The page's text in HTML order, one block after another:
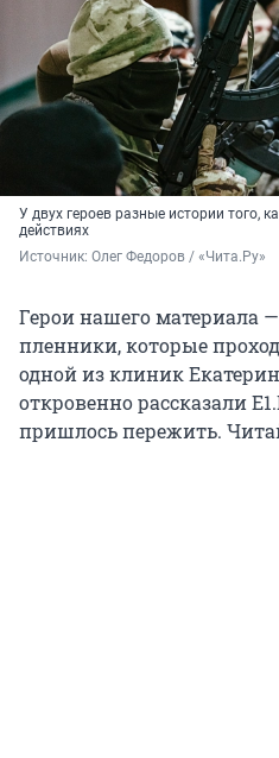
У двух героев разные истории того,
действиях
Источник: Олег Федоров / «Чита.Ру»
Герои нашего материала
пленники, которые
одной из клиник
откровенно рассказали
пришлось пережить.